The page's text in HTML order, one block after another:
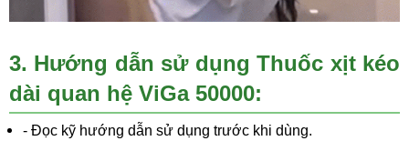
3. Hướng dẫn sử dụngThuốc xịt kéo
dài quan hệ ViGa 50000:
- Đọc kỹ hướng dẫn sử dụng trước khi dùng.